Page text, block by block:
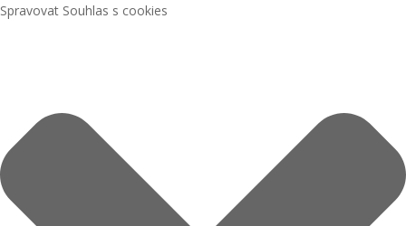
Spravovat Souhlas s cookies